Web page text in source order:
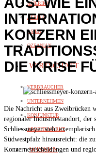
AMERIKA
AFRIKA
ASIEN
OZEANIAN
WIRTSCHAFT
VERBRAUCHER
UNTERNEHMEN
KONJUNKTUR
ARBEITSMARKT
WISSEN
KONZERN
DIE KRISE
Die Nachricht aus Zweibrücken
regionaler Industriestandort, der
Schliessmeyer steht
Südwestpfalz hinausreicht: die
Konzernentscheidungen und